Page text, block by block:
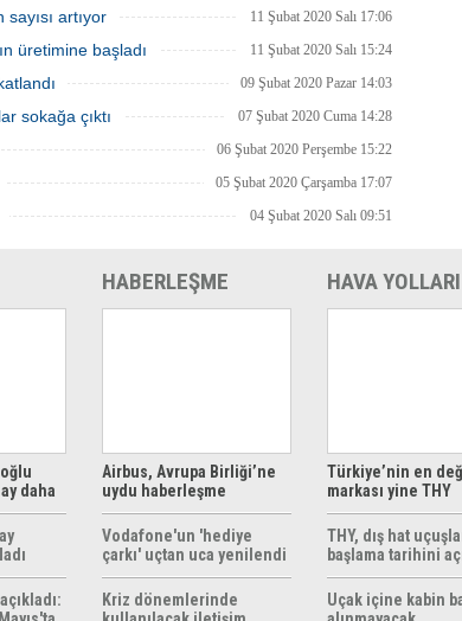
artıyor 11 Şubat 2020 Salı 17:06
üretimine başladı 11 Şubat 2020 Salı 15:24
09 Şubat 2020 Pazar 14:03
sokağa çıktı 07 Şubat 2020 Cuma 14:28
06 Şubat 2020 Perşembe 15:22
05 Şubat 2020 Çarşamba 17:07
04 Şubat 2020 Salı 09:51
daha
HABERLEŞME
Airbus, Avrupa Birliği’ne
uydu haberleşme
çözümleri sunuyor
Vodafone'un 'hediye
çarkı' uçtan uca yenilendi
Kriz dönemlerinde
HAVA YOLLARI
Türkiye’nin en
markası yine THY
THY, dış hat
başlama tarihini
Uçak içine kabin